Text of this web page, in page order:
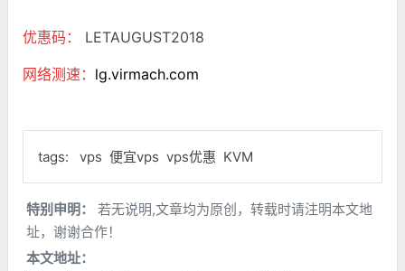
优惠码： LETAUGUST2018
网络测速： lg.virmach.com
tags: vps 便宜vps vps优惠 KVM
特别申明：
若无说明,文章均为原创，转载时请注明本文地
址，谢谢合作！
本文地址：